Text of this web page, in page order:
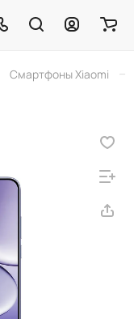
Смартфоны Xiaomi –